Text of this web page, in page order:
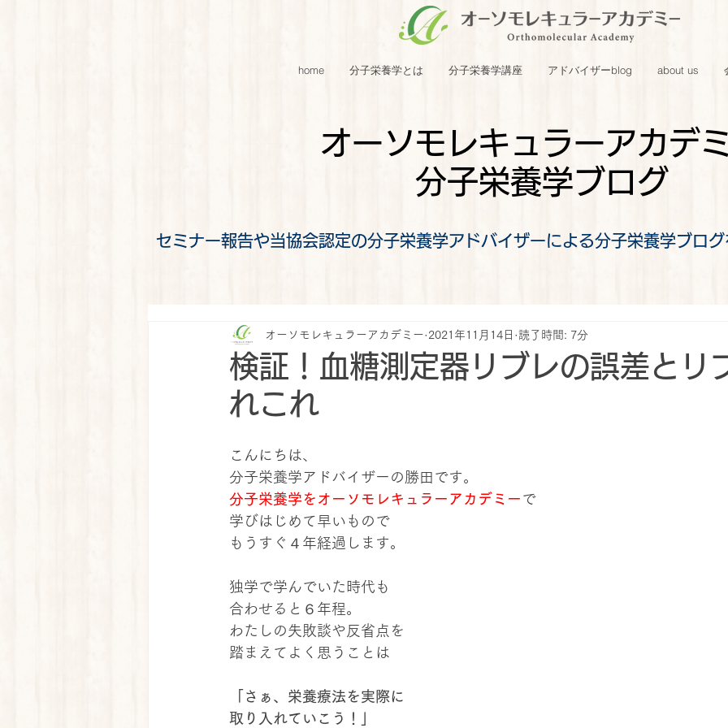
home 分子栄養学とは 分子栄養学講座 アドバイザーblog about us
オーソモレキュラーアカデ
分子栄養学ブログ
セミナー報告や当協会認定の分子栄養学アドバイザーによる分子栄養学ブロ
検証！血糖測定器リブレの誤差とリ
れこれ
オーソモレキュラーアカデミー 2021年11月14日 読了時間: 7分
こんにちは、
分子栄養学アドバイザーの勝田です。
分子栄養学をオーソモレキュラーアカデミー で
学びはじめて早いもので
もうすぐ４年経過します。
独学で学んでいた時代も
合わせると６年程。
わたしの失敗談や反省点を
踏まえてよく思うことは
「さぁ、栄養療法を実際に
取り入れていこう！」